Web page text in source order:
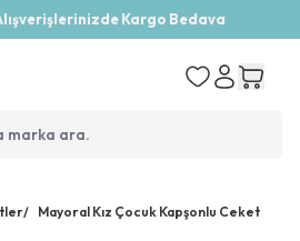
Kargo Bedava
/ Mayoral Kız Çocuk Kapşonlu Ceket